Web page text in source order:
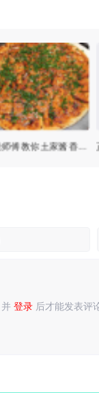
面点老师傅教你土家酱香饼配方技术的做法，独家配方大公开
并 登录 后才能发表评
注册后再发表评论！